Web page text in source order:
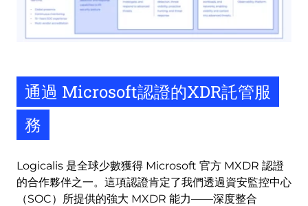
通過 Microsoft認證的XDR託管服
務
Logicalis 是全球少數獲得 Microsoft 官方 MXDR 認證
的合作夥伴之一。這項認證肯定了我們透過資安監控中心
（SOC）所提供的強大 MXDR 能力——深度整合